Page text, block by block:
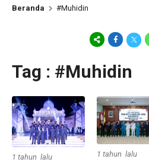
Beranda #Muhidin
Tag : #Muhidin
1 tahun lalu 1 tahun lalu